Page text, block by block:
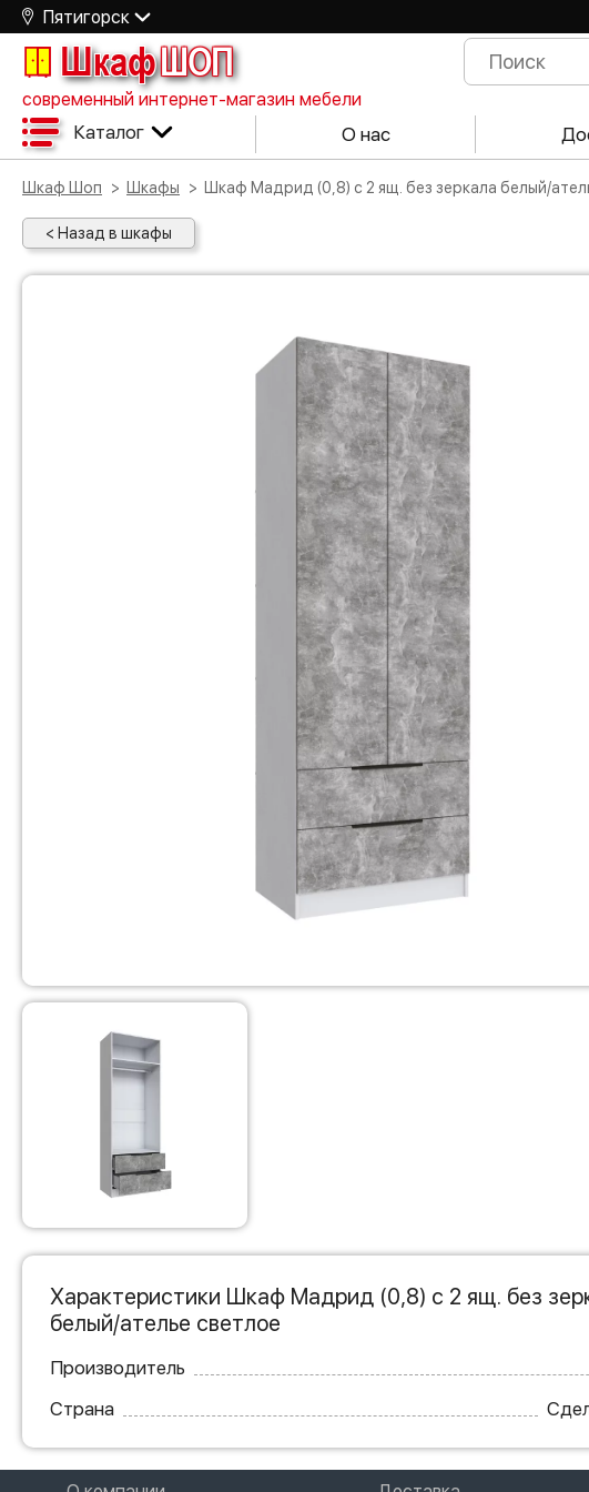
Пятигорск
ШкафШОП
современный интернет-магазин мебели
Каталог О нас
Шкаф Шоп Шкафы Шкаф Мадрид (0,8) с 2 ящ. без зеркала белый/
< Назад в шкафы
Характеристики Шкаф Мадрид (0,8) с 2 ящ. без
белый/ателье светлое
Производитель
Страна